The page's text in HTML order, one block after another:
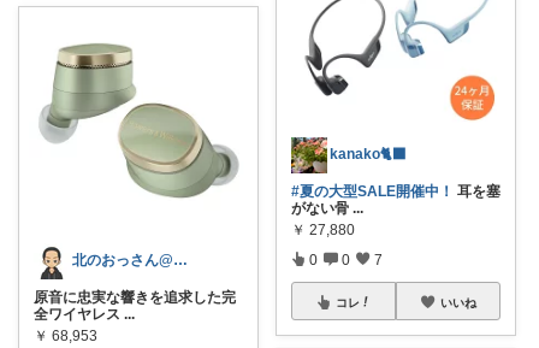
北のおっさん@ガジェット好き
原音に忠実な響きを追求した完
全ワイヤレス ...
￥ 68,953
kanako🐈‍⬛
#夏の大型SALE開催中！ 耳を塞
がない骨 ...
￥ 27,880
0 0 7
コレ いいね